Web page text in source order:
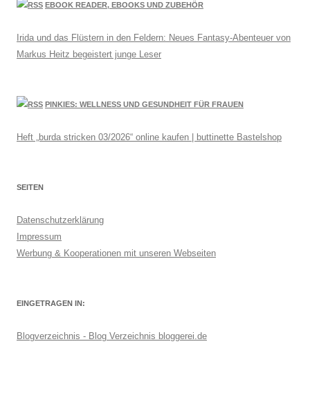
EBOOK READER, EBOOKS UND ZUBEHÖR
Irida und das Flüstern in den Feldern: Neues Fantasy-Abenteuer von
Markus Heitz begeistert junge Leser
PINKIES: WELLNESS UND GESUNDHEIT FÜR FRAUEN
Heft „burda stricken 03/2026“ online kaufen | buttinette Bastelshop
SEITEN
Datenschutzerklärung
Impressum
Werbung & Kooperationen mit unseren Webseiten
EINGETRAGEN IN:
Blogverzeichnis - Blog Verzeichnis bloggerei.de